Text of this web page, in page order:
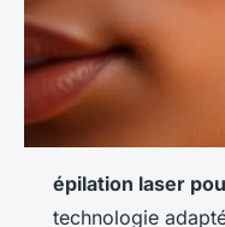
épilation laser
technologie